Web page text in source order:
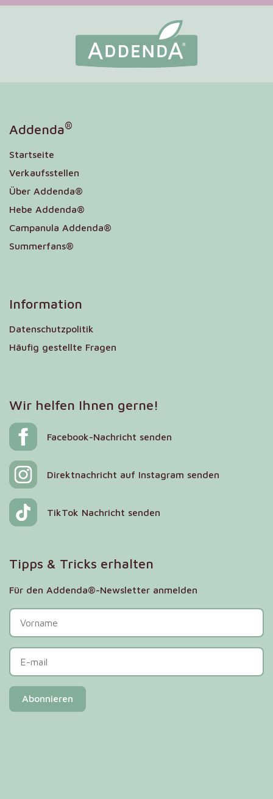
Addenda®
Startseite
Verkaufsstellen
Über Addenda®
Hebe Addenda®
Campanula Addenda®
Summerfans®
Information
Datenschutzpolitik
Häufig gestellte Fragen
Wir helfen Ihnen gerne!
Facebook-Nachricht senden
Direktnachricht auf Instagram senden
TikTok Nachricht senden
Tipps & Tricks erhalten
Für den Addenda®-Newsletter anmelden